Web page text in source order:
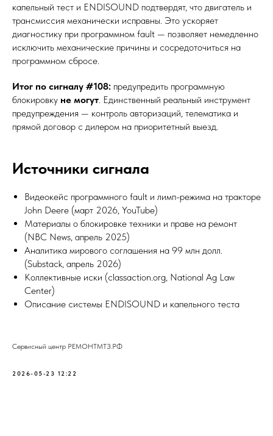
капельный тест и ENDISOUND подтвердят, что двигатель и
трансмиссия механически исправны. Это ускоряет
диагностику при программном fault — позволяет немедленно
исключить механические причины и сосредоточиться на
программном сбросе.
Итог по сигналу #108: предупредить программную
блокировку не могут. Единственный реальный инструмент
предупреждения — контроль авторизаций, телематика и
прямой договор с дилером на приоритетный выезд.
Источники сигнала
Видеокейс программного fault и лимп-режима на тракторе
John Deere (март 2026, YouTube)
Материалы о блокировке техники и праве на ремонт
(NBC News, апрель 2025)
Аналитика мирового соглашения на 99 млн долл.
(Substack, апрель 2026)
Коллективные иски (classaction.org, National Ag Law
Center)
Описание системы ENDISOUND и капельного теста
Сервисный центр РЕМОНТМТЗ.РФ
2026-05-23 12:22